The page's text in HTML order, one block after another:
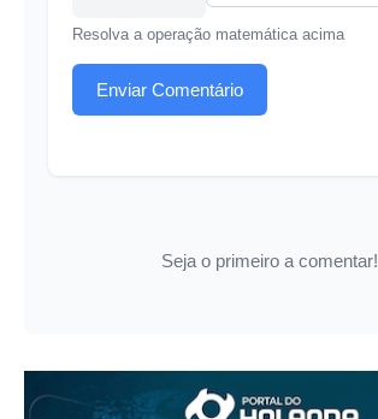
Resolva a operação matemática acima
Enviar Comentário
Seja o primeiro a comentar!